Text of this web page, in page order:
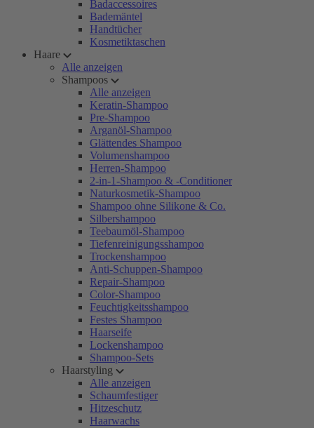
Badaccessoires
Bademäntel
Handtücher
Kosmetiktaschen
Haare
Alle anzeigen
Shampoos
Alle anzeigen
Keratin-Shampoo
Pre-Shampoo
Arganöl-Shampoo
Glättendes Shampoo
Volumenshampoo
Herren-Shampoo
2-in-1-Shampoo & -Conditioner
Naturkosmetik-Shampoo
Shampoo ohne Silikone & Co.
Silbershampoo
Teebaumöl-Shampoo
Tiefenreinigungsshampoo
Trockenshampoo
Anti-Schuppen-Shampoo
Repair-Shampoo
Color-Shampoo
Feuchtigkeitsshampoo
Festes Shampoo
Haarseife
Lockenshampoo
Shampoo-Sets
Haarstyling
Alle anzeigen
Schaumfestiger
Hitzeschutz
Haarwachs